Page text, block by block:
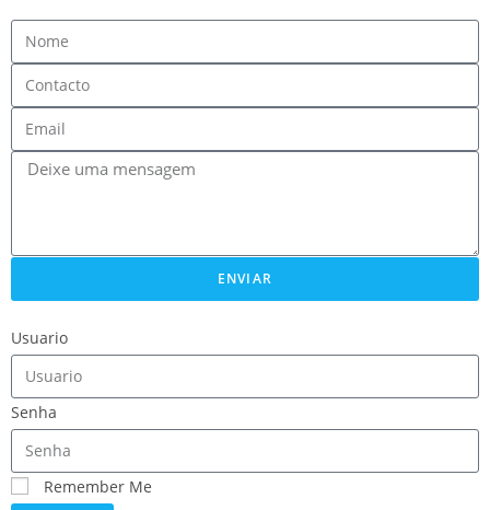
ENVIAR
Usuario
Senha
Remember Me